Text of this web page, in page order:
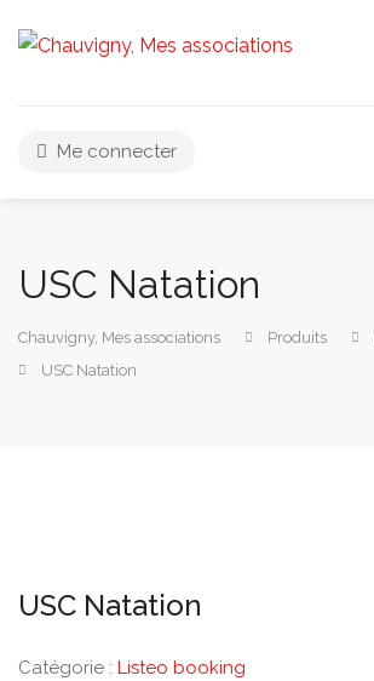
Me connecter
USC Natation
Chauvigny, Mes associations Produits
USC Natation
USC Natation
Catégorie : Listeo booking